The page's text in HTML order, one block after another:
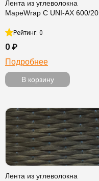
Лента из углеволокна
MapeWrap C UNI-AX 600/20
Рейтинг: 0
0 ₽
Подробнее
В корзину
Лента из углеволокна